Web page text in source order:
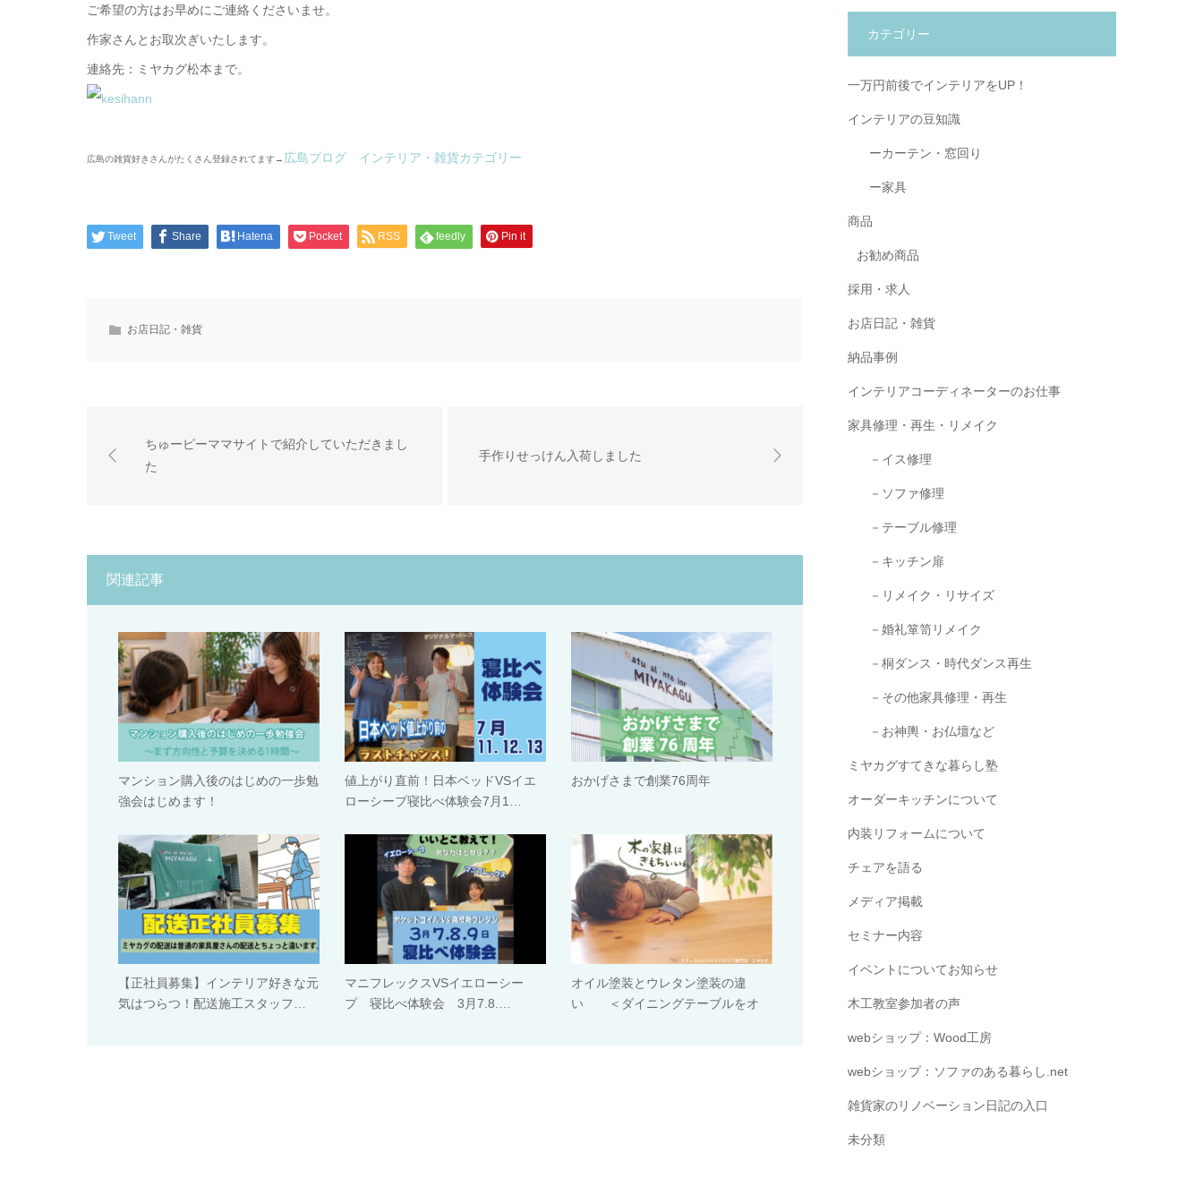
ご希望の方はお早めにご連絡くださいませ。
作家さんとお取次ぎいたします。
連絡先：ミヤカグ松本まで。
広島の雑貨好きさんがたくさん登録されてます→ 広島ブログ インテリア・雑貨カテゴリー
Tweet Share Hatena Pocket RSS feedly Pin it
お店日記・雑貨
ちゅーピーママサイトで紹介していただきまし
た
手作りせっけん入荷しました
関連記事
マンション購入後のはじめの一歩勉
強会はじめます！
値上がり直前！日本ベッドVSイエ
ローシープ寝比べ体験会7月1…
おかげさまで創業76周年
【正社員募集】インテリア好きな元
気はつらつ！配送施工スタッフ…
マニフレックスVSイエローシー
プ 寝比べ体験会 3月7.8.…
オイル塗装とウレタン塗装の違
い ＜ダイニングテーブルをオ
カテゴリー
一万円前後でインテリアをUP！
インテリアの豆知識
ーカーテン・窓回り
ー家具
商品
お勧め商品
採用・求人
お店日記・雑貨
納品事例
インテリアコーディネーターのお仕事
家具修理・再生・リメイク
－イス修理
－ソファ修理
－テーブル修理
－キッチン扉
－リメイク・リサイズ
－婚礼箪笥リメイク
－桐ダンス・時代ダンス再生
－その他家具修理・再生
－お神輿・お仏壇など
ミヤカグすてきな暮らし塾
オーダーキッチンについて
内装リフォームについて
チェアを語る
メディア掲載
セミナー内容
イベントについてお知らせ
木工教室参加者の声
webショップ：Wood工房
webショップ：ソファのある暮らし.net
雑貨家のリノベーション日記の入口
未分類